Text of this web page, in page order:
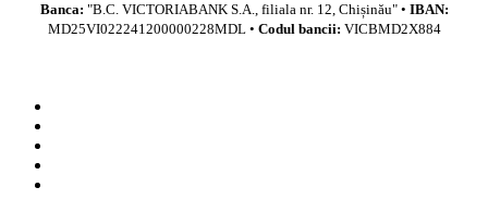
Banca: "B.C. VICTORIABANK S.A., filiala nr. 12, Chișinău" • IBAN:
MD25VI022241200000228MDL • Codul bancii: VICBMD2X884